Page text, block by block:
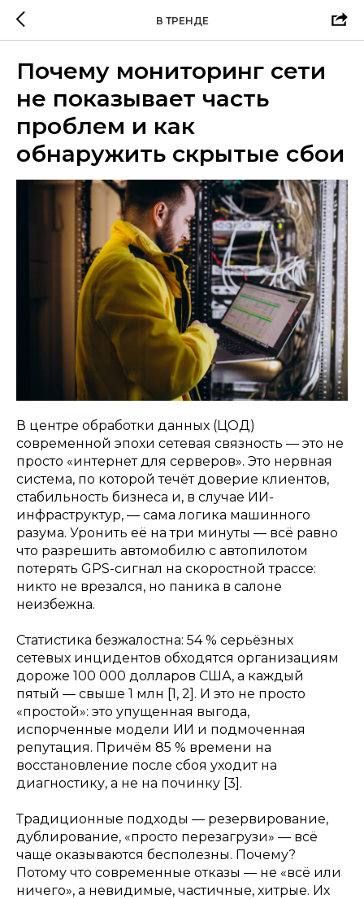
В ТРЕНДЕ
Почему мониторинг сети
не показывает часть
проблем и как
обнаружить скрытые сбои
В центре обработки данных (ЦОД)
современной эпохи сетевая связность — это не
просто «интернет для серверов». Это нервная
система, по которой течёт доверие клиентов,
стабильность бизнеса и, в случае ИИ-
инфраструктур, — сама логика машинного
разума. Уронить её на три минуты — всё равно
что разрешить автомобилю с автопилотом
потерять GPS-сигнал на скоростной трассе:
никто не врезался, но паника в салоне
неизбежна.
Статистика безжалостна: 54 % серьёзных
сетевых инцидентов обходятся организациям
дороже 100 000 долларов США, а каждый
пятый — свыше 1 млн [1, 2]. И это не просто
«простой»: это упущенная выгода,
испорченные модели ИИ и подмоченная
репутация. Причём 85 % времени на
восстановление после сбоя уходит на
диагностику, а не на починку [3].
Традиционные подходы — резервирование,
дублирование, «просто перезагрузи» — всё
чаще оказываются бесполезны. Почему?
Потому что современные отказы — не «всё или
ничего», а невидимые, частичные, хитрые. Их